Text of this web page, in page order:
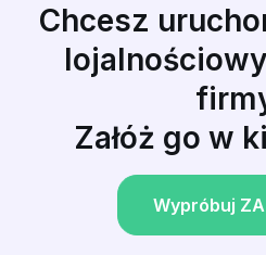
Chcesz
Załóż go w
Wypróbuj ZA